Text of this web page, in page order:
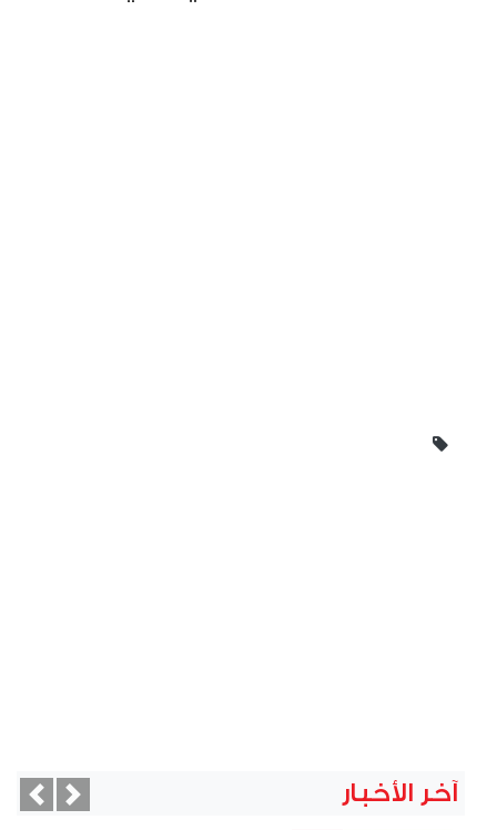
آخر الأخبار Next